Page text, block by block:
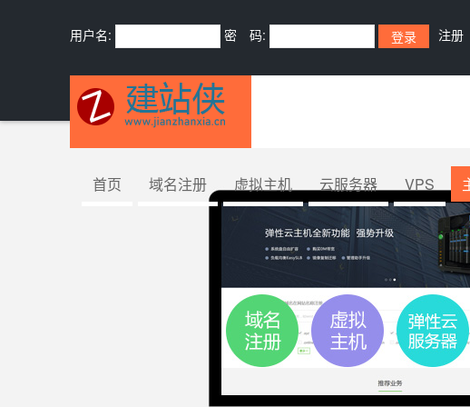
用户名: 密 码: 注册
首页 域名注册 虚拟主机 云服务器 VPS